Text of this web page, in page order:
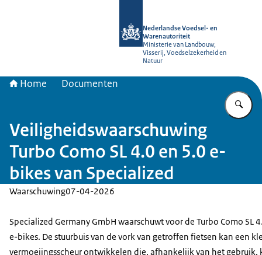
Nederlandse Voedsel- en
Warenautoriteit
Ministerie van Landbouw,
Visserij, Voedselzekerheid en
Natuur
Home Documenten
Veiligheidswaarschuwing
Turbo Como SL 4.0 en 5.0 e-
bikes van Specialized
Waarschuwing07-04-2026
Specialized Germany GmbH waarschuwt voor de Turbo Como SL
e-bikes. De stuurbuis van de vork van getroffen fietsen kan een
vermoeiingsscheur ontwikkelen die, afhankelijk van het gebruik,